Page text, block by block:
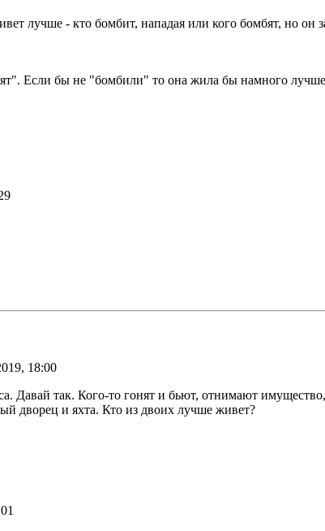
лучше - кто бомбит, нападая или кого бомбят, но
Если бы не "бомбили" то она жила бы намного
18:00
Давай так. Кого-то гонят и бьют, отнимают
дворец и яхта. Кто из двоих лучше живет?